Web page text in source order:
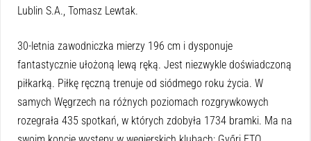
Lublin S.A., Tomasz Lewtak.
30-letnia zawodniczka mierzy 196 cm i dysponuje
fantastycznie ułożoną lewą ręką. Jest niezwykle doświadczoną
piłkarką. Piłkę ręczną trenuje od siódmego roku życia. W
samych Węgrzech na różnych poziomach rozgrywkowych
rozegrała 435 spotkań, w których zdobyła 1734 bramki. Ma na